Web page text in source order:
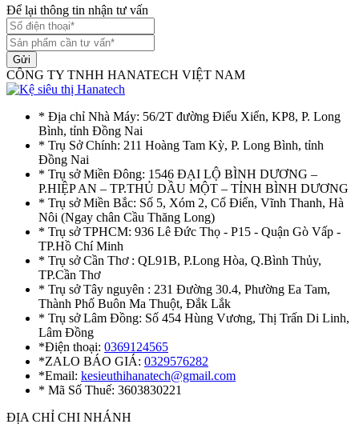
Để lại thông tin nhận tư vấn
Gửi
CÔNG TY TNHH HANATECH VIỆT NAM
* Địa chỉ Nhà Máy: 56/2T đường Điểu Xiển, KP8, P. Long
Bình, tỉnh Đồng Nai
* Trụ Sở Chính: 211 Hoàng Tam Kỳ, P. Long Bình, tỉnh
Đồng Nai
* Trụ sở Miền Đông: 1546 ĐẠI LỘ BÌNH DƯƠNG –
P.HIỆP AN – TP.THỦ DẦU MỘT – TỈNH BÌNH DƯƠNG
* Trụ sở Miền Bắc: Số 5, Xóm 2, Cổ Điển, Vĩnh Thanh, Hà
Nôi (Ngay chân Cầu Thăng Long)
* Trụ sở TPHCM: 936 Lê Đức Thọ - P15 - Quận Gò Vấp -
TP.Hồ Chí Minh
* Trụ sở Cần Thơ : QL91B, P.Long Hòa, Q.Bình Thủy,
TP.Cần Thơ
* Trụ sở Tây nguyên : 231 Đường 30.4, Phường Ea Tam,
Thành Phố Buôn Ma Thuột, Đắk Lắk
* Trụ sở Lâm Đồng: Số 454 Hùng Vương, Thị Trấn Di Linh,
Lâm Đồng
*Điện thoại: 0369124565
*ZALO BÁO GIÁ: 0329576282
*Email: kesieuthihanatech@gmail.com
* Mã Số Thuế: 3603830221
ĐỊA CHỈ CHI NHÁNH